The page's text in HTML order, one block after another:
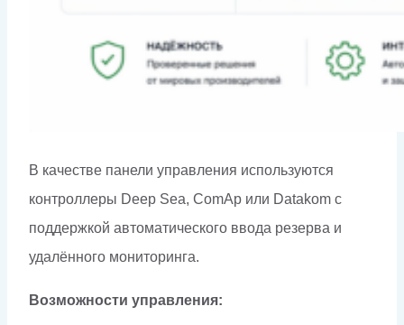
В качестве панели управления используются
контроллеры Deep Sea, ComAp или Datakom с
поддержкой автоматического ввода резерва и
удалённого мониторинга.
Возможности управления: